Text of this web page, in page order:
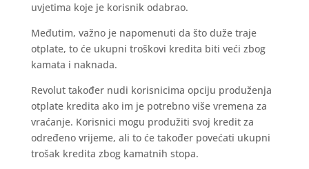
uvjetima koje je korisnik odabrao.
Međutim, važno je napomenuti da što duže traje
otplate, to će ukupni troškovi kredita biti veći zbog
kamata i naknada.
Revolut također nudi korisnicima opciju produženja
otplate kredita ako im je potrebno više vremena za
vraćanje. Korisnici mogu produžiti svoj kredit za
određeno vrijeme, ali to će također povećati ukupni
trošak kredita zbog kamatnih stopa.